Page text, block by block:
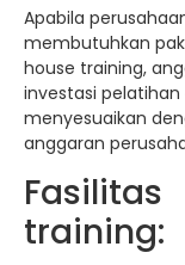
Apabila
membutuhkan
house training,
investasi
menyesuaikan
anggaran
Fasilitas
training: